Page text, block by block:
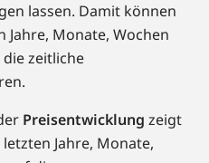
lassen. Damit können
Jahre, Monate, Wochen
zeitliche
Preisentwicklung zeigt
Jahre, Monate,